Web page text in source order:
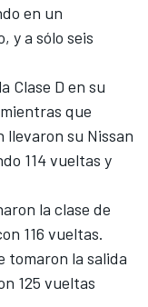
en un
y a sólo seis
Clase D en su
que
llevaron su Nissan
114 vueltas y
la clase de
116 vueltas.
tomaron la salida
125 vueltas